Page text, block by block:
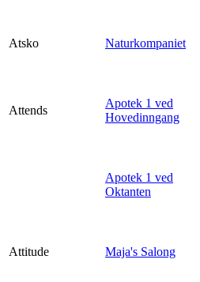
Atsko Naturkompaniet
Attends
Apotek 1 ved
Hovedinngang
Apotek 1 ved
Oktanten
Attitude Maja's Salong